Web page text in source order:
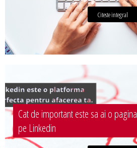
Citeste integral
Cat de important este sa ai o
pe Linkedin